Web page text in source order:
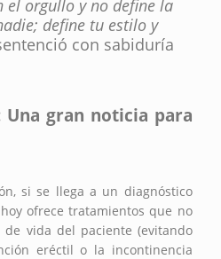
el orgullo y no define la
define tu estilo y
con sabiduría
Una gran noticia para
si se llega a un diagnóstico
ofrece tratamientos que no
vida del paciente (evitando
eréctil o la incontinencia